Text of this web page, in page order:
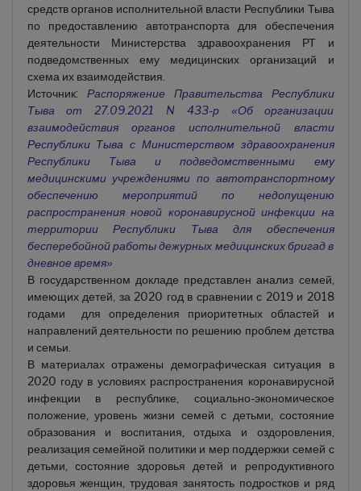
средств органов исполнительной власти Республики Тыва
по предоставлению автотранспорта для обеспечения
деятельности Министерства здравоохранения РТ и
подведомственных ему медицинских организаций и
схема их взаимодействия.
Источник: Распоряжение Правительства Республики
Тыва от 27.09.2021 N 433-р «Об организации
взаимодействия органов исполнительной власти
Республики Тыва с Министерством здравоохранения
Республики Тыва и подведомственными ему
медицинскими учреждениями по автотранспортному
обеспечению мероприятий по недопущению
распространения новой коронавирусной инфекции на
территории Республики Тыва для обеспечения
бесперебойной работы дежурных медицинских бригад в
дневное время»
В государственном докладе представлен анализ семей,
имеющих детей, за 2020 год в сравнении с 2019 и 2018
годами для определения приоритетных областей и
направлений деятельности по решению проблем детства
и семьи.
В материалах отражены демографическая ситуация в
2020 году в условиях распространения коронавирусной
инфекции в республике, социально-экономическое
положение, уровень жизни семей с детьми, состояние
образования и воспитания, отдыха и оздоровления,
реализация семейной политики и мер поддержки семей с
детьми, состояние здоровья детей и репродуктивного
здоровья женщин, трудовая занятость подростков и ряд